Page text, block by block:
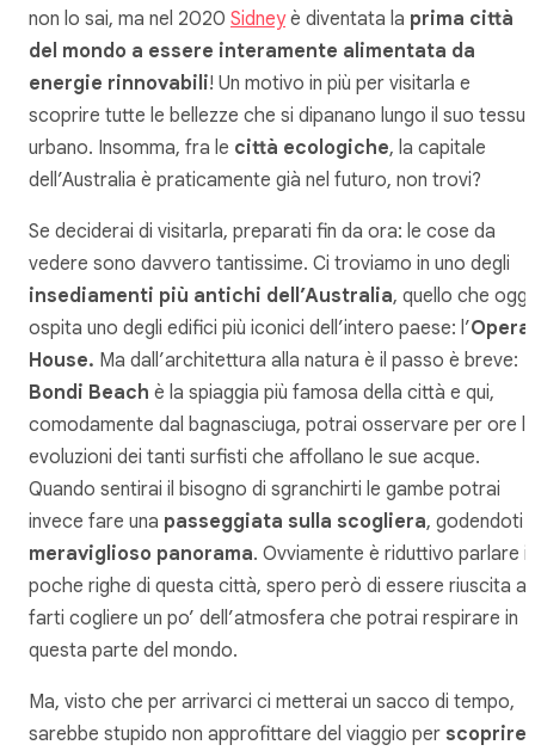
non lo sai, ma nel 2020 Sidneyè diventata la prima città
del mondo a essere interamente alimentata da
energie rinnovabili! Un motivo in più per visitarla e
scoprire tutte le bellezze che si dipanano lungo il suo
urbano. Insomma, fra le città ecologiche, la capitale
dell’Australia è praticamente già nel futuro, non trovi?
Se deciderai di visitarla, preparati fin da ora: le cose da
vedere sono davvero tantissime. Ci troviamo in uno degli
insediamenti più antichi dell’Australia, quello che oggi
ospita uno degli edifici più iconici dell’intero paese: l’Opera
House. Ma dall’architettura alla natura è il passo è breve:
Bondi Beach è la spiaggia più famosa della città e qui,
comodamente dal bagnasciuga, potrai osservare per ore le
evoluzioni dei tanti surfisti che affollano le sue acque.
Quando sentirai il bisogno di sgranchirti le gambe potrai
invece fare una passeggiata sulla scogliera, godendoti il
meraviglioso panorama. Ovviamente è riduttivo parlare
poche righe di questa città, spero però di essere riuscita a
farti cogliere un po’ dell’atmosfera che potrai respirare in
questa parte del mondo.
Ma, visto che per arrivarci ci metterai un sacco di tempo,
sarebbe stupido non approfittare del viaggio per scoprire